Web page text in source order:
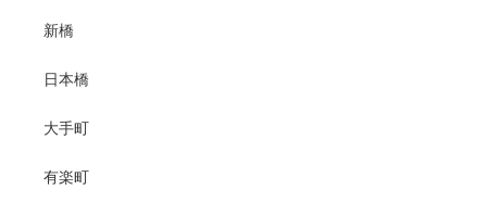
新橋
日本橋
大手町
有楽町